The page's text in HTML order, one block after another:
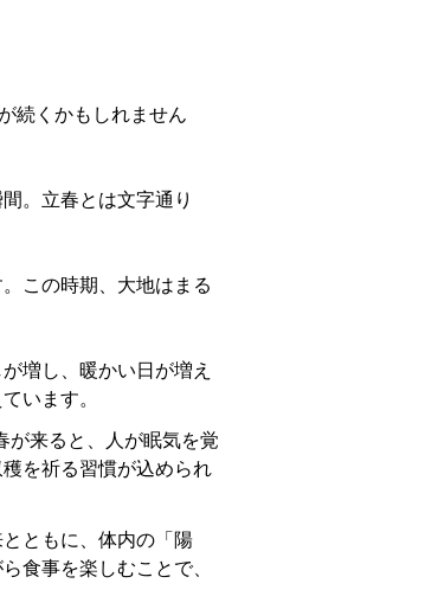
続くかもしれません
。立春とは文字通り
この時期、大地はまる
増し、暖かい日が増え
います。
が来ると、人が眠気を覚
を祈る習慣が込められ
ともに、体内の「陽
食事を楽しむことで、